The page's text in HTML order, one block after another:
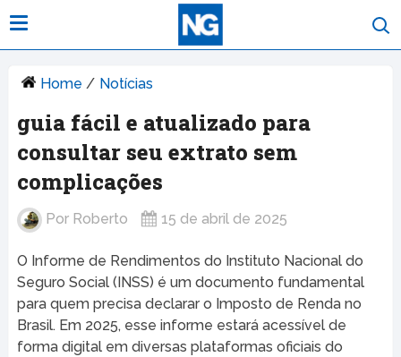
Home / Notícias
guia fácil e atualizado para
consultar seu extrato sem
complicações
Por Roberto 15 de abril de 2025
O Informe de Rendimentos do Instituto Nacional do
Seguro Social (INSS) é um documento fundamental
para quem precisa declarar o Imposto de Renda no
Brasil. Em 2025, esse informe estará acessível de
forma digital em diversas plataformas oficiais do